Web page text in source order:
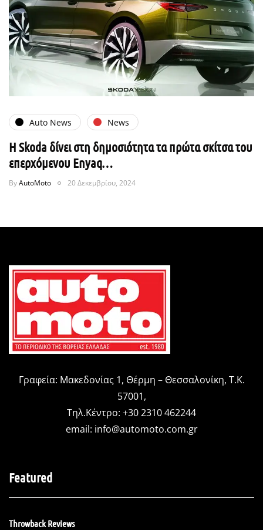
Auto News News
Η Skoda δίνει στη δημοσιότητα τα πρώτα σκίτσα του
επερχόμενου Enyaq…
ByAutoMoto 20 Δεκεμβρίου, 2024
Γραφεία: Μακεδονίας 1, Θέρμη – Θεσσαλονίκη, Τ.Κ.
57001,
Τηλ.Κέντρο: +30 2310 462244
email: info@automoto.com.gr
Featured
Throwback Reviews